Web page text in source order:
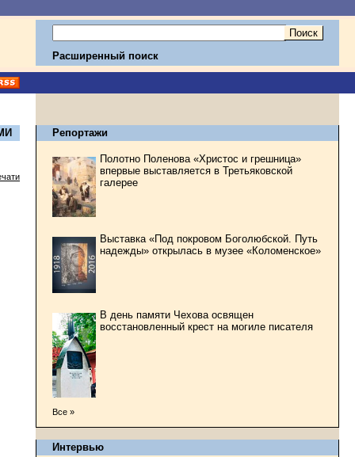
Расширенный поиск
Репортажи
Полотно Поленова «Христос и грешница»
впервые выставляется в Третьяковской
галерее
Выставка «Под покровом Боголюбской. Путь
надежды» открылась в музее «Коломенское»
В день памяти Чехова освящен
восстановленный крест на могиле писателя
Все »
Интервью